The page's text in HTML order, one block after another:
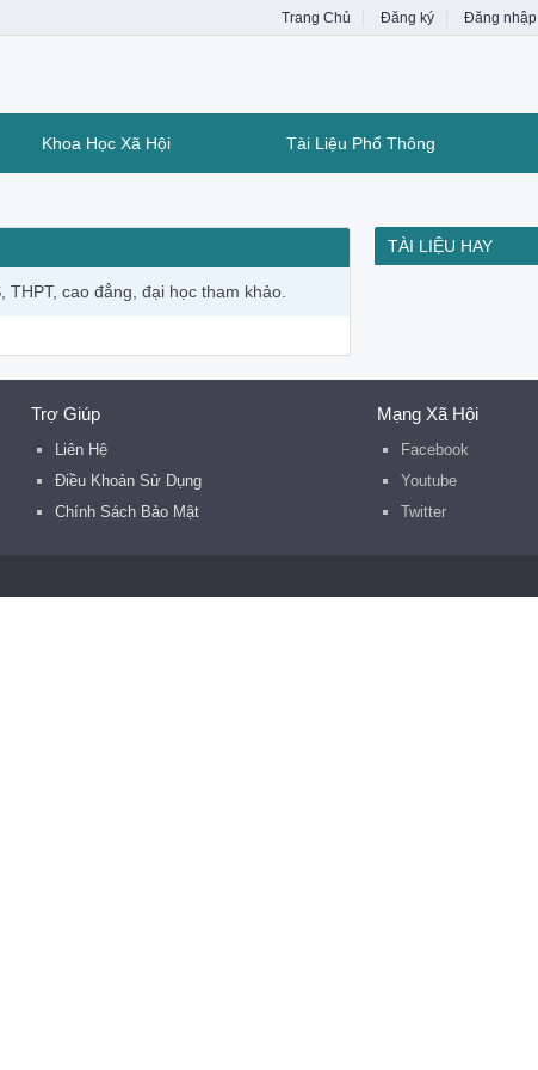
Trang Chủ Đăng ký Đăng nhập
Khoa Học Xã Hội Tài Liệu Phổ Thông
cao đẳng, đại học tham khảo.
TÀI LIỆU HAY
Trợ Giúp
Liên Hệ
Điều Khoản Sử Dụng
Chính Sách Bảo Mật
Mạng Xã Hội
Facebook
Youtube
Twitter